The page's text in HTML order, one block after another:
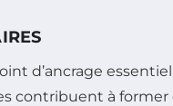
d’ancrage
contribuent à